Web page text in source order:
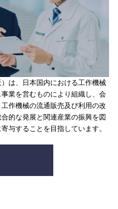
は、日本国内における工作機械
業を営むものにより組織し、会
作機械の流通販売及び利用の改
的な発展と関連産業の振興を図
与することを目指しています。